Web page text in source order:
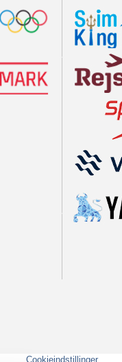
Cookieindstillinger